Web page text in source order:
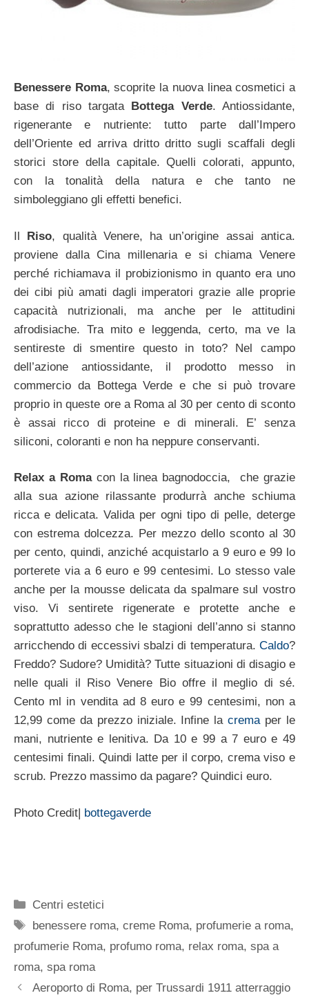
Benessere Roma, scoprite la nuova linea cosmetici a
base di riso targata
Bottega Verde. Antiossidante,
rigenerante e nutriente: tutto parte dall’Impero
dell’Oriente ed arriva dritto dritto sugli scaffali degli
storici store della capitale. Quelli colorati, appunto,
con la tonalità della natura e che tanto ne
simboleggiano gli effetti benefici.
Il Riso, qualità Venere, ha un’origine assai antica.
proviene dalla Cina millenaria e si chiama Venere
perché richiamava il probizionismo in quanto era uno
dei cibi più amati dagli imperatori grazie alle proprie
capacità nutrizionali, ma anche per le attitudini
afrodisiache. Tra mito e leggenda, certo, ma ve la
sentireste di smentire questo in toto? Nel campo
dell’azione antiossidante, il prodotto messo in
commercio da Bottega Verde e che si può trovare
proprio in queste ore a Roma al 30 per cento di sconto
è assai ricco di proteine e di minerali. E’ senza
siliconi, coloranti e non ha neppure conservanti.
Relax a Romacon la linea bagnodoccia, che grazie
alla sua azione rilassante produrrà anche schiuma
ricca e delicata. Valida per ogni tipo di pelle, deterge
con estrema dolcezza. Per mezzo dello sconto al 30
per cento, quindi, anziché acquistarlo a 9 euro e 99 lo
porterete via a 6 euro e 99 centesimi. Lo stesso vale
anche per la mousse delicata da spalmare sul vostro
viso. Vi sentirete rigenerate e protette anche e
soprattutto adesso che le stagioni dell’anno si stanno
arricchendo di eccessivi sbalzi di temperatura. Caldo?
Freddo? Sudore? Umidità? Tutte situazioni di disagio e
nelle quali il Riso Venere Bio offre il meglio di sé.
Cento ml in vendita ad 8 euro e 99 centesimi, non a
12,99 come da prezzo iniziale. Infine lacremaper le
mani, nutriente e lenitiva. Da 10 e 99 a 7 euro e 49
centesimi finali. Quindi latte per il corpo, crema viso e
scrub. Prezzo massimo da pagare? Quindici euro.
Photo Credit| bottegaverde
Categorie
Centri estetici
Tag
benessere roma,creme Roma, profumerie a roma,
profumerie Roma, profumo roma, relax roma, spa a
roma, spa roma
Aeroporto di Roma, per Trussardi 1911 atterraggio